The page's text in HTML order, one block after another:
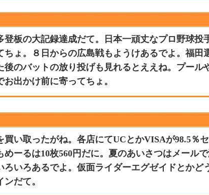
登板の大記録達成だて。日本一頑丈なプロ野球投
ちょ。８日からの広島戦もようけあるでよ。福田
のバットの放り投げも見れるとええね。プール
出かけ前に寄ってちょ。
買い取ったがね。各店にてUCとかVISAが98.5％
めーるは10枚560円だに。夏のあいさつはメール
ろいろあるでよ。仮面ライダーエグゼイドとかど
だて。